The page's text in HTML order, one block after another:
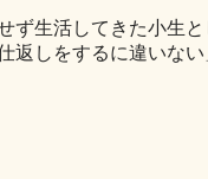
生活してきた小生
返しをするに違いない